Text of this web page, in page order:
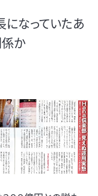
になっていたあ
か